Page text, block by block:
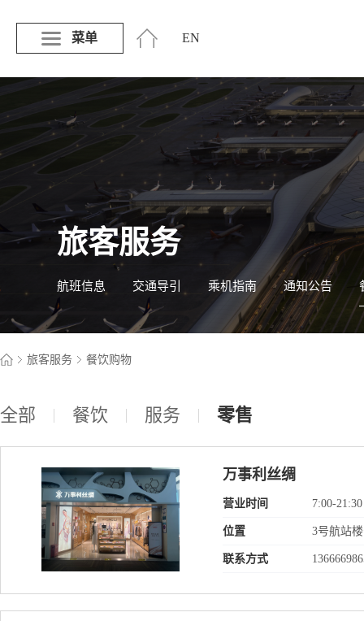
菜单 EN
旅客服务
航班信息 交通导引 乘机指南 通知公告
旅客服务 餐饮购物
全部 餐饮 服务 零售
万事利丝绸
营业时间 7:00-21:30
位置 3号航站
联系方式